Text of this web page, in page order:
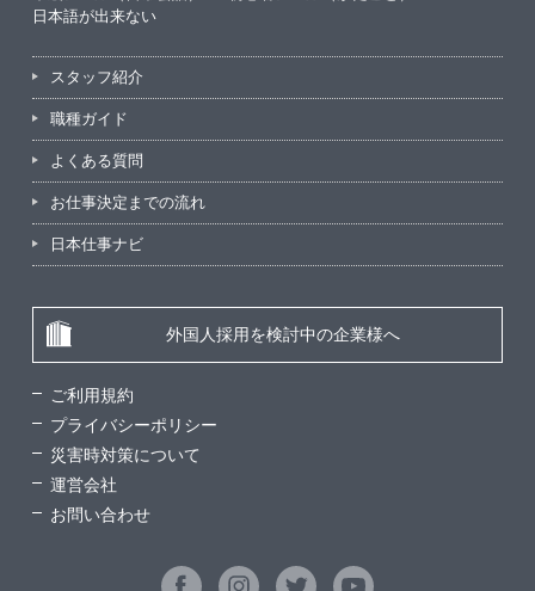
日本語が出来ない
スタッフ紹介
職種ガイド
よくある質問
お仕事決定までの流れ
日本仕事ナビ
外国人採用を検討中の企業様へ
ご利用規約
プライバシーポリシー
災害時対策について
運営会社
お問い合わせ